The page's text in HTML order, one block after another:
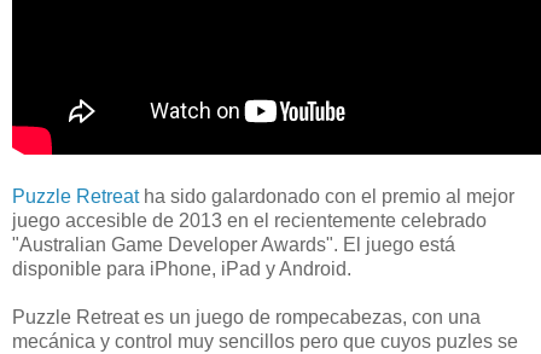
Puzzle Retreatha sido galardonado con el premio al mejor
juego accesible de 2013 en el recientemente celebrado
"Australian Game Developer Awards". El juego está
disponible para iPhone, iPad y Android.
Puzzle Retreat es un juego de rompecabezas, con una
mecánica y control muy sencillos pero que cuyos puzles se